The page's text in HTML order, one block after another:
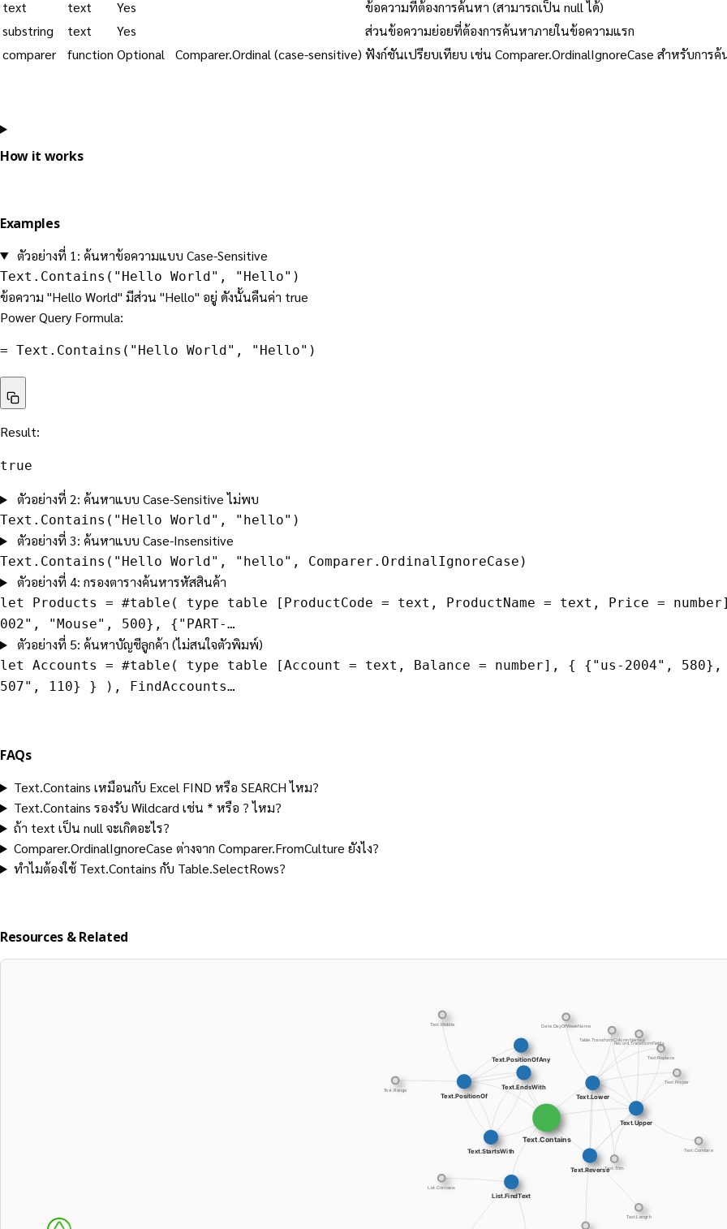
text
text Yes
ข้อความที่ต้องการค้นหา (สามารถเป็น null ได้)
substring
text Yes
ส่วนข้อความย่อยที่ต้องการค้นหาภายในข้อความแรก
comparer
function Optional Comparer.Ordinal (case-sensitive) ฟังก์ชันเปรียบเทียบ เช่น Comparer.OrdinalIgnoreCase สำหรับกา
How it works
Examples
ตัวอย่างที่ 1: ค้นหาข้อความแบบ Case-Sensitive
Text.Contains("Hello World", "Hello")
ข้อความ "Hello World" มีส่วน "Hello" อยู่ ดังนั้นคืนค่า true
Power Query Formula:
= Text.Contains ( "Hello World" , "Hello" )
Result:
true
ตัวอย่างที่ 2: ค้นหาแบบ Case-Sensitive ไม่พบ
Text.Contains("Hello World", "hello")
ตัวอย่างที่ 3: ค้นหาแบบ Case-Insensitive
Text.Contains("Hello World", "hello", Comparer.OrdinalIgnoreCase)
ตัวอย่างที่ 4: กรองตารางค้นหารหัสสินค้า
let Products = #table( type table [ProductCode = text, ProductName = text, Price =
002", "Mouse", 500}, {"PART-…
ตัวอย่างที่ 5: ค้นหาบัญชีลูกค้า (ไม่สนใจตัวพิมพ์)
let Accounts = #table( type table [Account = text, Balance = number], { {"us-2004",
507", 110} } ), FindAccounts…
FAQs
Text.Contains เหมือนกับ Excel FIND หรือ SEARCH ไหม?
Text.Contains รองรับ Wildcard เช่น * หรือ ? ไหม?
ถ้า text เป็น null จะเกิดอะไร?
Comparer.OrdinalIgnoreCase ต่างจาก Comparer.FromCulture ยังไง?
ทำไมต้องใช้ Text.Contains กับ Table.SelectRows?
Resources & Related